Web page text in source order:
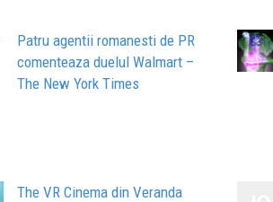
Patru agentii romanesti de PR
comenteaza duelul Walmart –
The New York Times
The VR Cinema din Veranda